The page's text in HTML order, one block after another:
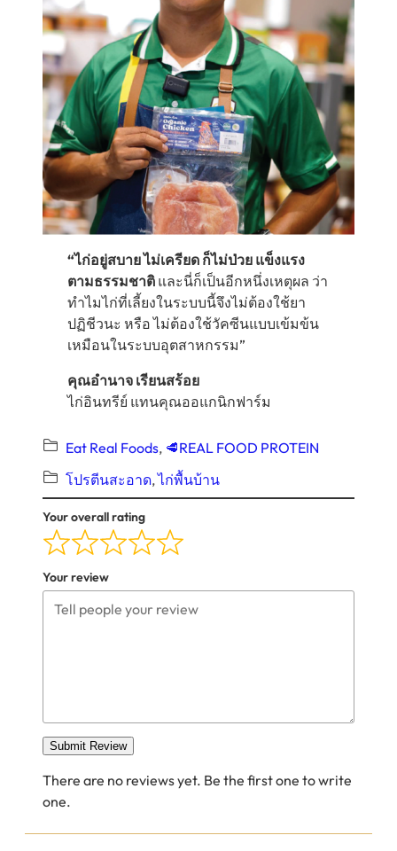
“ไก่อยู่สบาย ไม่เครียด ก็ไม่ป่วย แข็งแรง
ตามธรรมชาติ และนี่ก็เป็นอีกหนึ่งเหตุผล ว่า
ทำไมไก่ที่เลี้ยงในระบบนี้จึงไม่ต้องใช้ยา
ปฏิชีวนะ หรือ ไม่ต้องใช้วัคซีนแบบเข้มข้น
เหมือนในระบบอุตสาหกรรม”
คุณอำนาจ เรียนสร้อย
ไก่อินทรีย์ แทนคุณออแกนิกฟาร์ม
Eat Real Foods, 🥩REAL FOOD PROTEIN
โปรตีนสะอาด, ไก่พื้นบ้าน
Your overall rating
Your review
Submit Review
There are no reviews yet. Be the first one to write
one.